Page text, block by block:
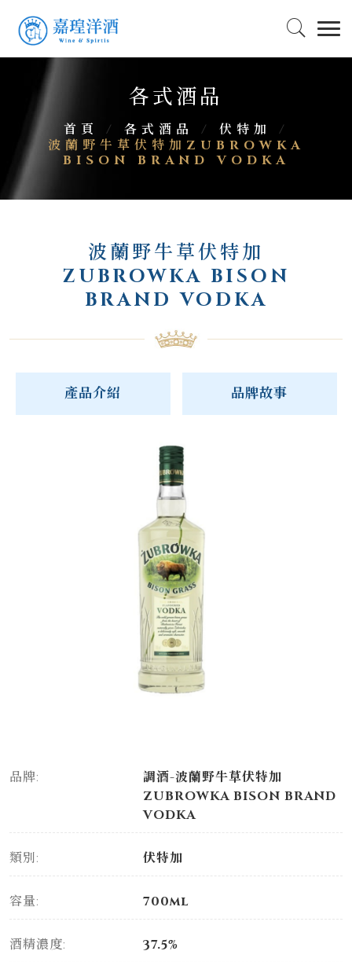
各式酒品
首頁 / 各式酒品 / 伏特加
/
波蘭野牛草伏特加ZUBROWKA
BISON BRAND VODKA
波蘭野牛草伏特加
ZUBROWKA BISON
BRAND VODKA
產品介紹 品牌故事
品牌:
調酒-波蘭野牛草伏特加
ZUBROWKA BISON BRAND
VODKA
類別: 伏特加
容量: 700ml
酒精濃度: 37.5%